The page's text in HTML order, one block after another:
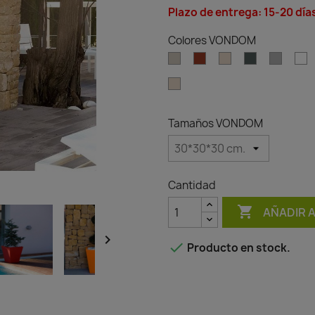

Plazo de entrega: 15-20
Colores VONDOM
Tamaños VONDOM
Cantidad
 AÑADIR
 Producto en stock.